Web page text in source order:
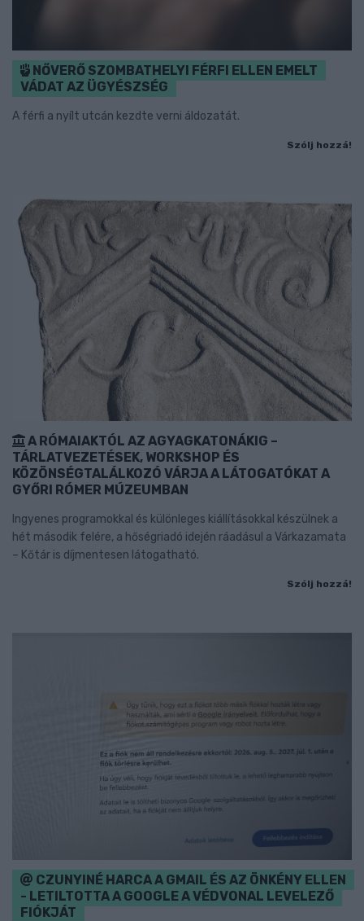
NŐVERŐ SZOMBATHELYI FÉRFI ELLEN EMELT
VÁDAT AZ ÜGYÉSZSÉG
A férfi a nyílt utcán kezdte verni áldozatát.
Szólj hozzá!
A RÓMAIAKTÓL AZ AGYAGKATONÁKIG –
TÁRLATVEZETÉSEK, WORKSHOP ÉS
KÖZÖNSÉGTALÁLKOZÓ VÁRJA A LÁTOGATÓKAT A
GYŐRI RÓMER MÚZEUMBAN
Ingyenes programokkal és különleges kiállításokkal készülnek a
hét második felére, a hőségriadó idején ráadásul a Várkazamata
– Kőtár is díjmentesen látogatható.
Szólj hozzá!
CZUNYINÉ HARCA A GMAIL ÉS AZ ÖNKÉNY ELLEN
- LETILTOTTA A GOOGLE A VÉDVONAL LEVELEZŐ
FIÓKJÁT